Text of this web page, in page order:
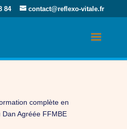
84 contact@reflexo-vitale.fr
complète en
Agréée FFMBE